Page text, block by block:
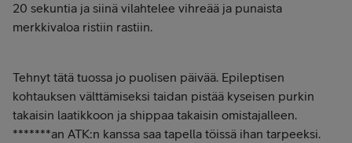
20 sekuntia ja siinä vilahtelee vihreää ja punaista
merkkivaloa ristiin rastiin.
Tehnyt tätä tuossa jo puolisen päivää. Epileptisen
kohtauksen välttämiseksi taidan pistää kyseisen purkin
takaisin laatikkoon ja shippaa takaisin omistajalleen.
*******an ATK:n kanssa saa tapella töissä ihan tarpeeksi.